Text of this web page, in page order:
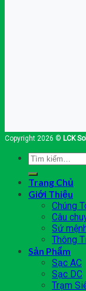
Copyright 2026 © LCK
Tìm
kiếm:
Trang Chủ
Giới Thiệu
Chúng
Câu
Sứ
Thông
Sản Phẩm
Sạc AC
Sạc DC
Trạm